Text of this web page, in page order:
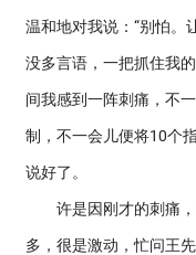
温和地对我说：“别怕。
没多言语，一把抓住我
间我感到一阵刺痛，不
制，不一会儿便将10个
说好了。
许是因刚才的刺痛
多，很是激动，忙问王